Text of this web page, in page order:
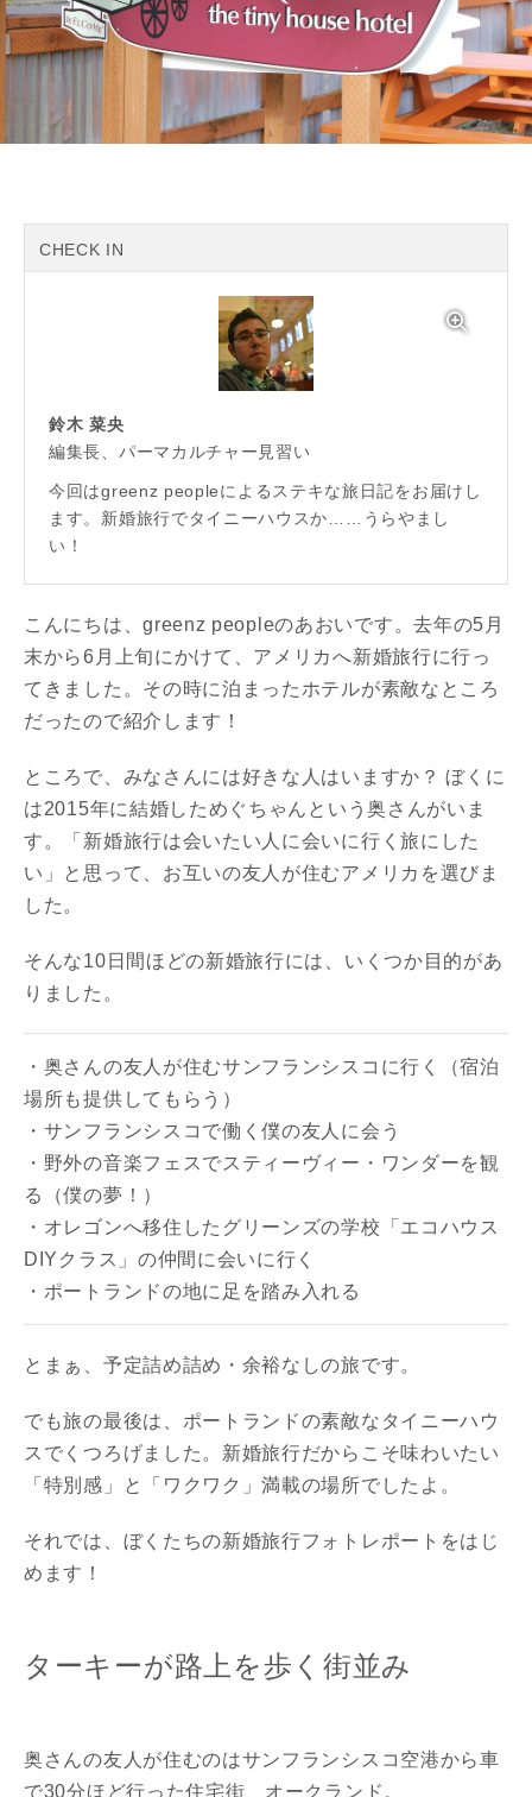
CHECK IN
鈴木 菜央
編集長、パーマカルチャー見習い
今回はgreenz peopleによるステキな旅日記をお届けし
ます。新婚旅行でタイニーハウスか……うらやまし
い！
こんにちは、greenz peopleのあおいです。去年の5月
末から6月上旬にかけて、アメリカへ新婚旅行に行っ
てきました。その時に泊まったホテルが素敵なところ
だったので紹介します！
ところで、みなさんには好きな人はいますか？ ぼくに
は2015年に結婚しためぐちゃんという奥さんがいま
す。「新婚旅行は会いたい人に会いに行く旅にした
い」と思って、お互いの友人が住むアメリカを選びま
した。
そんな10日間ほどの新婚旅行には、いくつか目的があ
りました。
・奥さんの友人が住むサンフランシスコに行く（宿泊
場所も提供してもらう）
・サンフランシスコで働く僕の友人に会う
・野外の音楽フェスでスティーヴィー・ワンダーを観
る（僕の夢！）
・オレゴンへ移住したグリーンズの学校「エコハウス
DIYクラス」の仲間に会いに行く
・ポートランドの地に足を踏み入れる
とまぁ、予定詰め詰め・余裕なしの旅です。
でも旅の最後は、ポートランドの素敵なタイニーハウ
スでくつろげました。新婚旅行だからこそ味わいたい
「特別感」と「ワクワク」満載の場所でしたよ。
それでは、ぼくたちの新婚旅行フォトレポートをはじ
めます！
ターキーが路上を歩く街並み
奥さんの友人が住むのはサンフランシスコ空港から車
で30分ほど行った住宅街、オークランド。